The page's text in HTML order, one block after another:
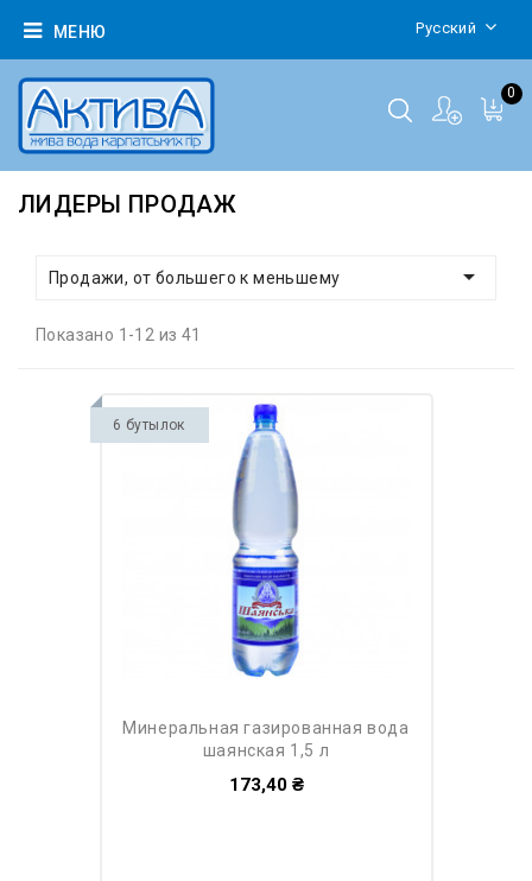
Русский
МЕНЮ
0
ЛИДЕРЫ ПРОДАЖ
Продажи, от большего к меньшему 
Показано 1-12 из 41
6 бутылок
минеральная газированная вода
шаянская 1,5 л
173,40 ₴